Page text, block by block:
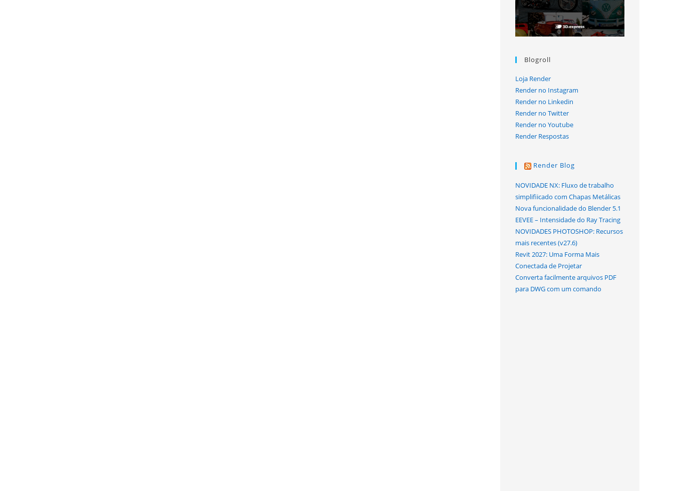
Blogroll
Loja Render
Render no Instagram
Render no Linkedin
Render no Twitter
Render no Youtube
Render Respostas
Render Blog
NOVIDADE NX: Fluxo de trabalho
simplifiicado com Chapas Metálicas
Nova funcionalidade do Blender 5.1
EEVEE – Intensidade do Ray Tracing
NOVIDADES PHOTOSHOP: Recursos
mais recentes (v27.6)
Revit 2027: Uma Forma Mais
Conectada de Projetar
Converta facilmente arquivos PDF
para DWG com um comando